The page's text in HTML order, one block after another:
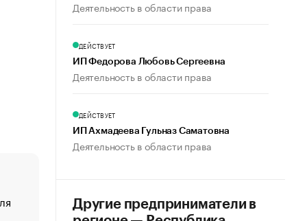
«От спорта тело стареет иначе». Как живет глава
создавшей GTA
Деятельность в области права
ДЕЙСТВУЕТ
ИП Федорова Любовь Сергеевна
Деятельность в области права
ДЕЙСТВУЕТ
ИП Ахмадеева Гульназ Саматовна
Деятельность в области права
Другие предприниматели в